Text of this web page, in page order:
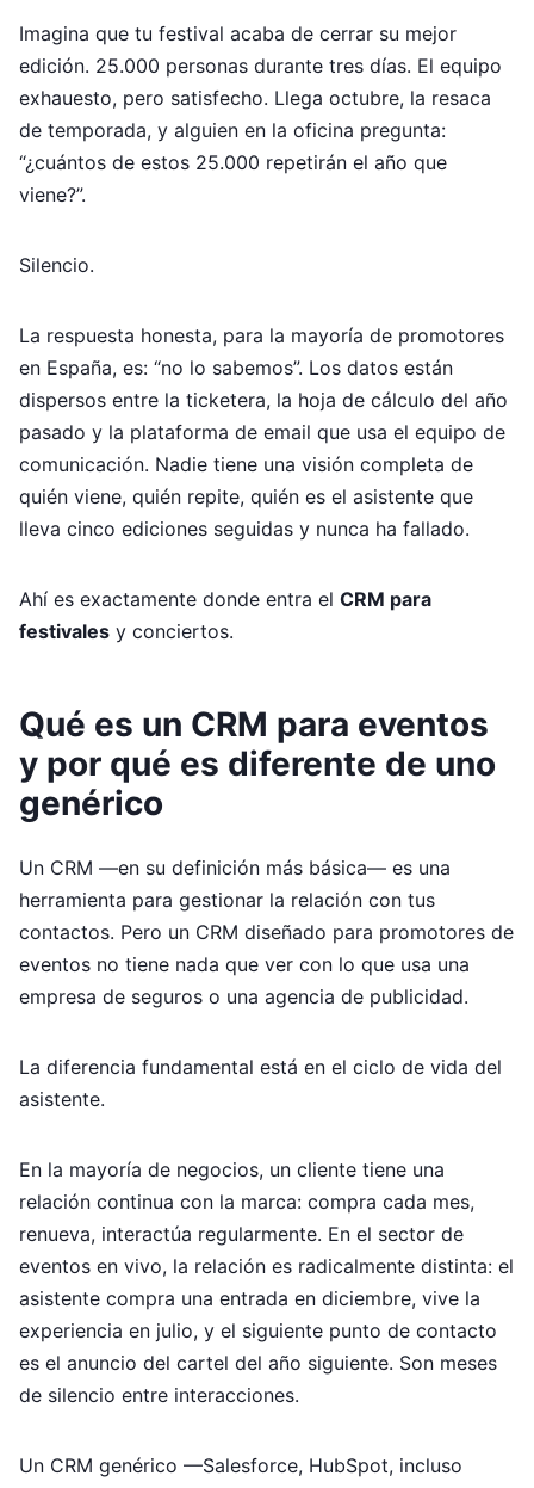
Imagina que tu festival acaba de cerrar su mejor
edición. 25.000 personas durante tres días. El equipo
exhauesto, pero satisfecho. Llega octubre, la resaca
de temporada, y alguien en la oficina pregunta:
“¿cuántos de estos 25.000 repetirán el año que
viene?”.
Silencio.
La respuesta honesta, para la mayoría de promotores
en España, es: “no lo sabemos”. Los datos están
dispersos entre la ticketera, la hoja de cálculo del año
pasado y la plataforma de email que usa el equipo de
comunicación. Nadie tiene una visión completa de
quién viene, quién repite, quién es el asistente que
lleva cinco ediciones seguidas y nunca ha fallado.
Ahí es exactamente donde entra el CRM para
festivales y conciertos.
Qué es un CRM para eventos
y por qué es diferente de uno
genérico
Un CRM —en su definición más básica— es una
herramienta para gestionar la relación con tus
contactos. Pero un CRM diseñado para promotores de
eventos no tiene nada que ver con lo que usa una
empresa de seguros o una agencia de publicidad.
La diferencia fundamental está en el ciclo de vida del
asistente.
En la mayoría de negocios, un cliente tiene una
relación continua con la marca: compra cada mes,
renueva, interactúa regularmente. En el sector de
eventos en vivo, la relación es radicalmente distinta: el
asistente compra una entrada en diciembre, vive la
experiencia en julio, y el siguiente punto de contacto
es el anuncio del cartel del año siguiente. Son meses
de silencio entre interacciones.
Un CRM genérico —Salesforce, HubSpot, incluso